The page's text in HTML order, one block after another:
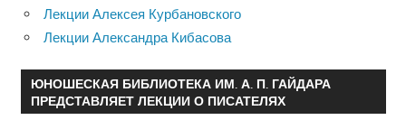
Лекции Алексея Курбановского
Лекции Александра Кибасова
ЮНОШЕСКАЯ БИБЛИОТЕКА ИМ. А. П. ГАЙДАРА
ПРЕДСТАВЛЯЕТ ЛЕКЦИИ О ПИСАТЕЛЯХ